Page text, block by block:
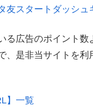
スタートダッシュ
る広告のポイント数
、是非当サイトを
】一覧